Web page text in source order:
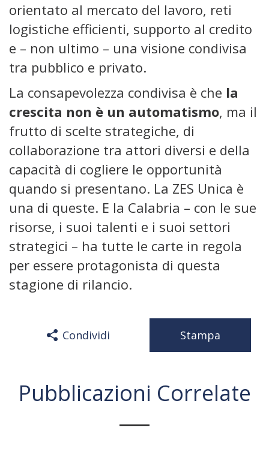
orientato al mercato del lavoro, reti
logistiche efficienti, supporto al credito
e – non ultimo – una visione condivisa
tra pubblico e privato.
La consapevolezza condivisa è che la
crescita non è un automatismo, ma il
frutto di scelte strategiche, di
collaborazione tra attori diversi e della
capacità di cogliere le opportunità
quando si presentano. La ZES Unica è
una di queste. E la Calabria – con le sue
risorse, i suoi talenti e i suoi settori
strategici – ha tutte le carte in regola
per essere protagonista di questa
stagione di rilancio.
Condividi Stampa
Pubblicazioni Correlate